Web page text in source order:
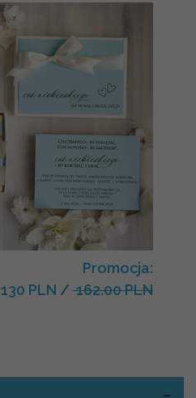
Promocja:
130 PLN / 162.00 PLN